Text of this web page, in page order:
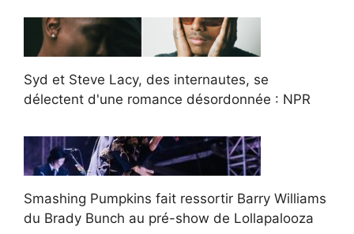
Syd et Steve Lacy, des internautes, se
délectent d'une romance désordonnée : NPR
Smashing Pumpkins fait ressortir Barry Williams
du Brady Bunch au pré-show de Lollapalooza